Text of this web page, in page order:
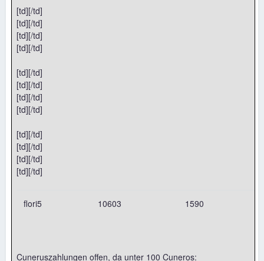
[td][/td]
[td][/td]
[td][/td]
[td][/td]
[td][/td]
[td][/td]
[td][/td]
[td][/td]
[td][/td]
[td][/td]
[td][/td]
[td][/td]
flori5 10603 1590
Cuneruszahlungen offen, da unter 100 Cuneros: